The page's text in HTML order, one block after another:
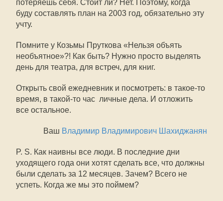
потеряешь себя. Стоит ли? Нет. Поэтому, когда
буду составлять план на 2003 год, обязательно эту
учту.
Помните у Козьмы Пруткова «Нельзя объять
необъятное»?! Как быть? Нужно просто выделять
день для театра, для встреч, для книг.
Открыть свой ежедневник и посмотреть: в такое-то
время, в такой-то час  личные дела. И отложить
все остальное.
Ваш Владимир Владимирович Шахиджанян
P. S. Как наивны все люди. В последние дни
уходящего года они хотят сделать все, что должны
были сделать за 12 месяцев. Зачем? Всего не
успеть. Когда же мы это поймем?